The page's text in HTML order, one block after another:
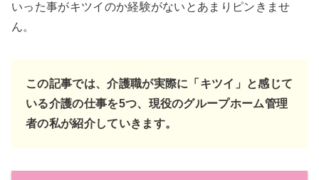
いった事がキツイのか経験がないとあまりピンきませ
ん。
この記事では、介護職が実際に「キツイ」と感じて
いる介護の仕事を5つ、現役のグループホーム管理
者の私が紹介していきます。